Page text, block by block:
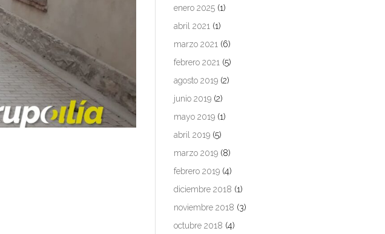
enero 2025(1)
abril 2021(1)
marzo 2021(6)
febrero 2021(5)
agosto 2019(2)
junio 2019(2)
mayo 2019(1)
abril 2019(5)
marzo 2019(8)
febrero 2019(4)
diciembre 2018 (1)
noviembre 2018 (3)
octubre 2018 (4)